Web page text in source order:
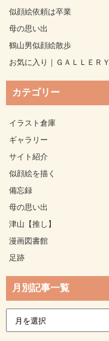
似顔絵依頼は卒業
母の思い出
鶴山男似顔絵散歩
お気に入り｜ＧＡＬＬＥＲＹ
カテゴリー
イラスト倉庫
ギャラリー
サイト紹介
似顔絵を描く
備忘録
母の思い出
津山【推し】
漫画図書館
足跡
月別記事一覧